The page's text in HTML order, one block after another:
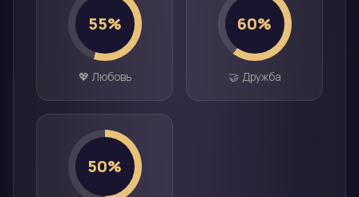
55%
💖 Любовь
60%
🤝 Дружба
50%